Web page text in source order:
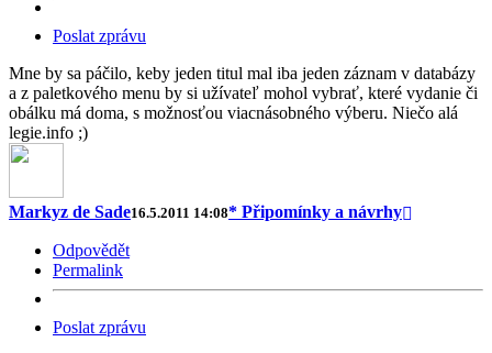
Poslat zprávu
Mne by sa páčilo, keby jeden titul mal iba jeden záznam v databázy
a z paletkového menu by si užívateľ mohol vybrať, které vydanie či
obálku má doma, s možnosťou viacnásobného výberu. Niečo alá
legie.info ;)
Markyz de Sade16.5.2011 14:08* Připomínky a návrhy
Odpovědět
Permalink
Poslat zprávu